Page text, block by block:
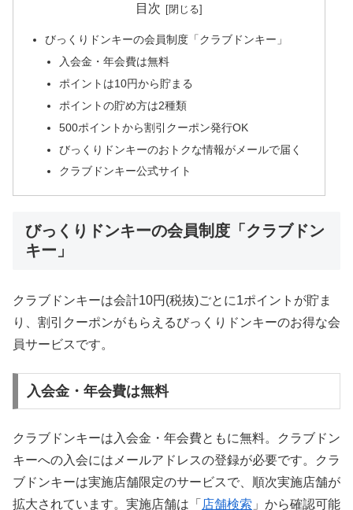
目次
びっくりドンキーの会員制度「クラブドンキー」
入会金・年会費は無料
ポイントは10円から貯まる
ポイントの貯め方は2種類
500ポイントから割引クーポン発行OK
びっくりドンキーのおトクな情報がメールで届く
クラブドンキー公式サイト
びっくりドンキーの会員制度「クラブドン
キー」
クラブドンキーは会計10円(税抜)ごとに1ポイントが貯ま
り、割引クーポンがもらえるびっくりドンキーのお得な会
員サービスです。
入会金・年会費は無料
クラブドンキーは入会金・年会費ともに無料。クラブドン
キーへの入会にはメールアドレスの登録が必要です。クラ
ブドンキーは実施店舗限定のサービスで、順次実施店舗が
拡大されています。実施店舗は「 店舗検索 」から確認可能